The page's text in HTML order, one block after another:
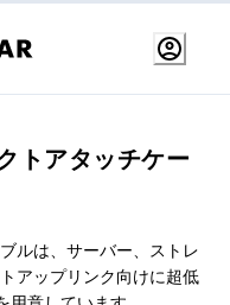
トアタッチケー
ルは、サーバー、ストレ
アップリンク向けに超低